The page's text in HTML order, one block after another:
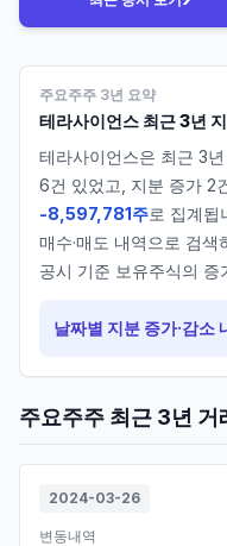
주요주주 3년 요약
테라사이언스 최근 3년
테라사이언스은 최근 3
6건 있었고, 지분 증가 2
-8,597,781주로 집계됩
매수·매도 내역으로 검
공시 기준 보유주식의 증
날짜별 지분 증가·감소
주요주주 최근 3년 거
2024-03-26
변동내역